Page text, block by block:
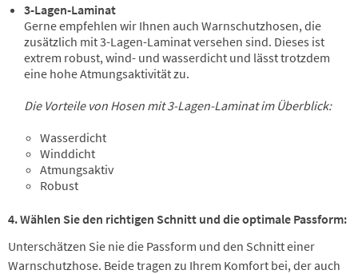
3-Lagen-Laminat
Gerne empfehlen wir Ihnen auch Warnschutzhosen, die
zusätzlich mit 3-Lagen-Laminat versehen sind. Dieses ist
extrem robust, wind- und wasserdicht und lässt trotzdem
eine hohe Atmungsaktivität zu.
Die Vorteile von Hosen mit 3-Lagen-Laminat im Überblick:
Wasserdicht
Winddicht
Atmungsaktiv
Robust
4. Wählen Sie den richtigen Schnitt und die optimale Passform:
Unterschätzen Sie nie die Passform und den Schnitt einer
Warnschutzhose. Beide tragen zu Ihrem Komfort bei, der auch